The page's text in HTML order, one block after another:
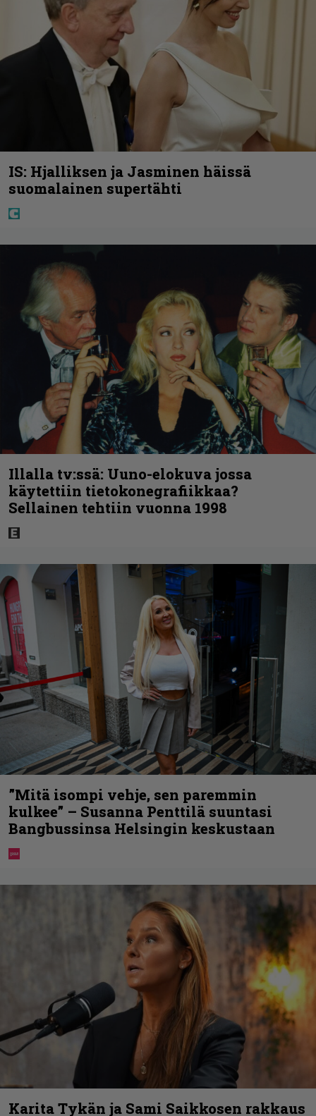
IS: Hjalliksen ja Jasminen häissä
suomalainen supertähti
Illalla tv:ssä: Uuno-elokuva jossa
käytettiin tietokonegrafiikkaa?
Sellainen tehtiin vuonna 1998
”Mitä isompi vehje, sen paremmin
kulkee” – Susanna Penttilä suuntasi
Bangbussinsa Helsingin keskustaan
Karita Tykän ja Sami Saikkosen rakkaus